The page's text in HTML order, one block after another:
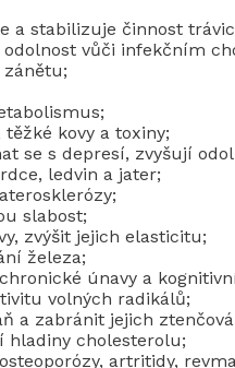
a stabilizuje činnost
vůči infekčním
kovy a toxiny;
se s depresí, zvyšují
ledvin a jater;
slabost;
zvýšit jejich elasticitu;
železa;
únavy a
volných radikálů;
a zabránit jejich
hladiny cholesterolu;
artritidy,